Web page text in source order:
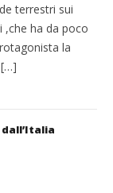
terrestri sui
,che ha da poco
la
[…]